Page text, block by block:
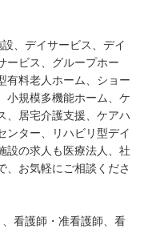
、デイサービス、デイ
ービス、グループホー
有料老人ホーム、ショー
小規模多機能ホーム、ケ
、居宅介護支援、ケアハ
ンター、リハビリ型デイ
設の求人も医療法人、社
、お気軽にご相談くださ
看護師・准看護師、看